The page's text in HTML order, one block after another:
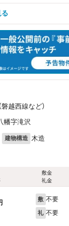
磐越西線など）
幡字滝沢
建物構造 木造
敷金
礼金
敷 不要
礼 不要